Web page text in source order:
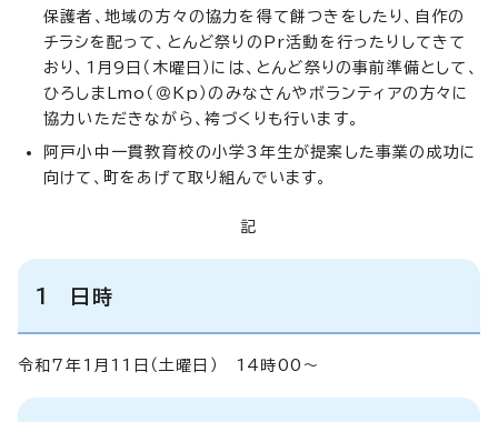
保護者、地域の方々の協力を得て餅つきをしたり、自作の
チラシを配って、とんど祭りのPr活動を行ったりしてきて
おり、1月9日（木曜日）には、とんど祭りの事前準備として、
ひろしまLmo（＠Kp）のみなさんやボランティアの方々に
協力いただきながら、袴づくりも行います。
阿戸小中一貫教育校の小学3年生が提案した事業の成功に
向けて、町をあげて取り組んでいます。
記
1 日時
令和7年1月11日（土曜日） 14時00～